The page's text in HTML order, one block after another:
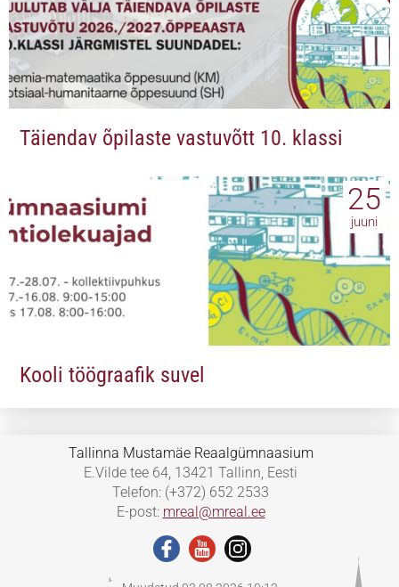
Täiendav õpilaste vastuvõtt 10. klassi
25
juuni
Kooli töögraafik suvel
Tallinna Mustamäe Reaalgümnaasium
E.Vilde tee 64, 13421 Tallinn, Eesti
Telefon: (+372) 652 2533
E-post: mreal@mreal.ee